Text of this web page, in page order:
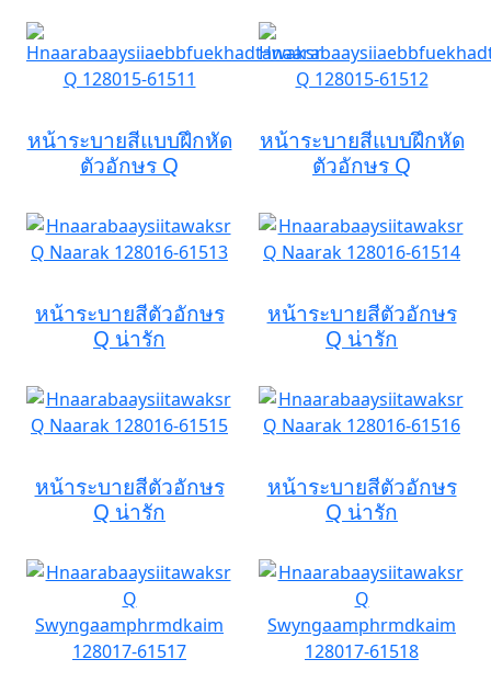
หน้าระบายสีแบบฝึกหัด
ตัวอักษร Q
หน้าระบายสีแบบฝึกหัด
ตัวอักษร Q
หน้าระบายสีตัวอักษร
Q น่ารัก
หน้าระบายสีตัวอักษร
Q น่ารัก
หน้าระบายสีตัวอักษร
Q น่ารัก
หน้าระบายสีตัวอักษร
Q น่ารัก